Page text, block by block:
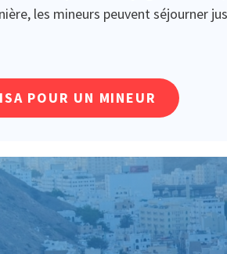
les mineurs peuvent séjourner
POUR UN MINEUR